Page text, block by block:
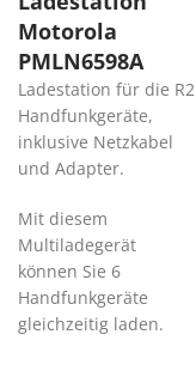
Motorola
PMLN6598A
Ladestation für die R2
Handfunkgeräte,
inklusive Netzkabel
und Adapter.
Mit diesem
Multiladegerät
können Sie 6
Handfunkgeräte
gleichzeitig laden.